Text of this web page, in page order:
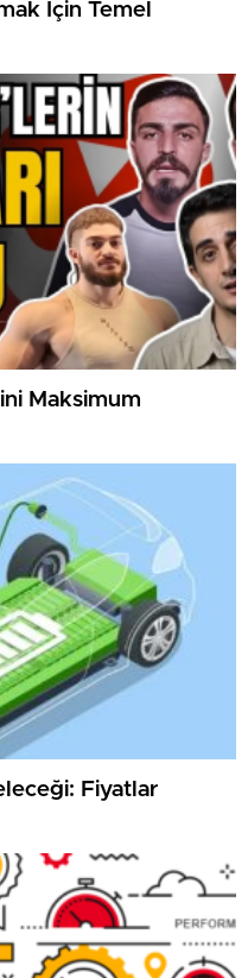
İçin Temel
Maksimum
Fiyatlar